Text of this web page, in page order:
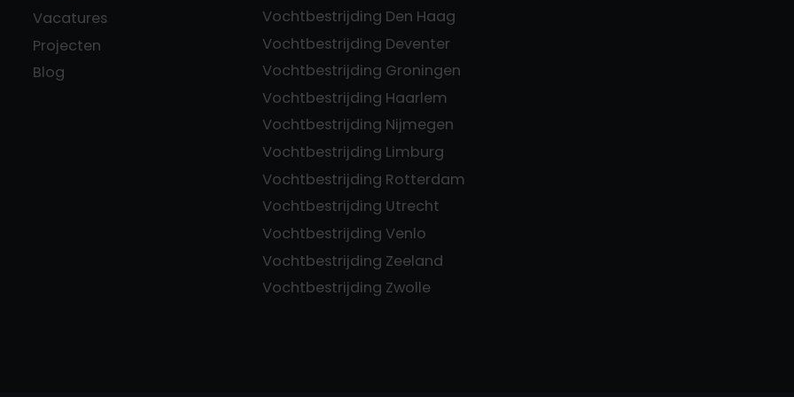
Vacatures
Projecten
Blog
Vochtbestrijding Den Haag
Vochtbestrijding Deventer
Vochtbestrijding Groningen
Vochtbestrijding Haarlem
Vochtbestrijding Nijmegen
Vochtbestrijding Limburg
Vochtbestrijding Rotterdam
Vochtbestrijding Utrecht
Vochtbestrijding Venlo
Vochtbestrijding Zeeland
Vochtbestrijding Zwolle